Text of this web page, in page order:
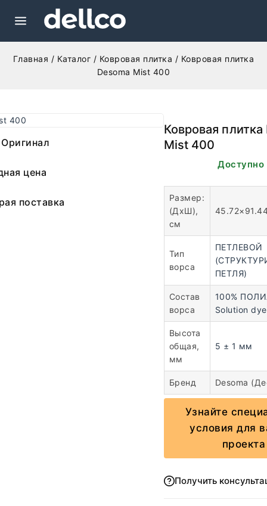
Главная / Каталог / Ковровая плитка / Ковровая плитка
Desoma Mist 400
цена
поставка
Ковровая
Mist 400
В наличии.
Размер:
(ДхШ),
см
Тип
ворса
ПЕТЛЕВОЙ
ПЕТЛЯ)
Состав
ворса
100%
Solution
Высота
общая,
мм
5 ± 1 мм
Бренд Desoma
Узнайте
условия для
проекта
Получить